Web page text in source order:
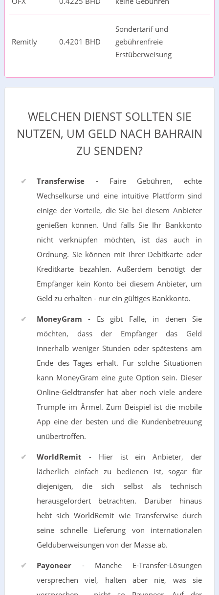
Remitly 0.4201 BHD
Sondertarif und
gebührenfreie
Erstüberweisung
WELCHEN DIENST SOLLTEN SIE
NUTZEN, UM GELD NACH BAHRAIN
ZU SENDEN?
Transferwise- Faire Gebühren, echte
Wechselkurse und eine intuitive Plattform sind
einige der Vorteile, die Sie bei diesem Anbieter
genießen können. Und falls Sie Ihr Bankkonto
nicht verknüpfen möchten, ist das auch in
Ordnung. Sie können mit Ihrer Debitkarte oder
Kreditkarte bezahlen. Außerdem benötigt der
Empfänger kein Konto bei diesem Anbieter, um
Geld zu erhalten - nur ein gültiges Bankkonto.
MoneyGram - Es gibt Fälle, in denen Sie
möchten, dass der Empfänger das Geld
innerhalb weniger Stunden oder spätestens am
Ende des Tages erhält. Für solche Situationen
kann MoneyGram eine gute Option sein. Dieser
Online-Geldtransfer hat aber noch viele andere
Trümpfe im Ärmel. Zum Beispiel ist die mobile
App eine der besten und die Kundenbetreuung
unübertroffen.
WorldRemit - Hier ist ein Anbieter, der
lächerlich einfach zu bedienen ist, sogar für
diejenigen, die sich selbst als technisch
herausgefordert betrachten. Darüber hinaus
hebt sich WorldRemit wie Transferwise durch
seine schnelle Lieferung von internationalen
Geldüberweisungen von der Masse ab.
Payoneer- Manche E-Transfer-Lösungen
versprechen viel, halten aber nie, was sie